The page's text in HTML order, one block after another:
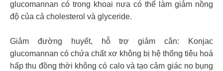
glucomannan có trong khoai nưa có thể làm giảm nồng
độ của cả cholesterol và glyceride.
Giảm đường huyết, hỗ trợ giảm cân: Konjac
glucomannan có chứa chất xơ không bị hệ thống tiêu hoá
hấp thu đồng thời không có calo và tạo cảm giác no bụng